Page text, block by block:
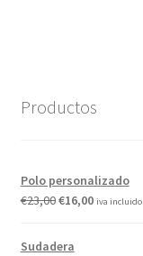
Productos
Polo personalizado
€23,00€16,00 iva incluido
Sudadera